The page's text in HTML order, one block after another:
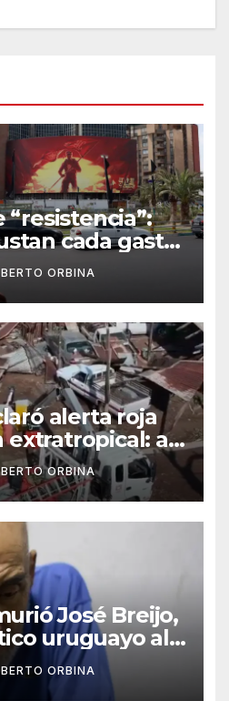
cada gasto
tras cinco
contra
e Israel
ORBINA
alerta roja
extratropical: al
ORBINA
José Breijo,
uruguayo al
la casa el
arrestó
ORBINA